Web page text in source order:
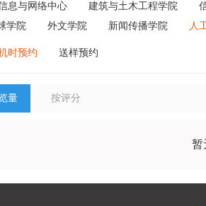
息与网络中心 建筑与土木工程学院
学院
外文学院 新闻传播学院 人
时预约 送样预约
量 按评分
暂